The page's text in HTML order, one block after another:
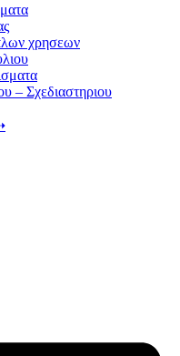
χρησεων
– Σχεδιαστηριου